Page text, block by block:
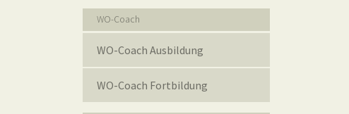
WO-Coach
WO-Coach Ausbildung
WO-Coach Fortbildung